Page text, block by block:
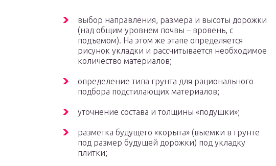
выбор направления, размера и высоты дорожки
(над общим уровнем почвы – вровень, с
подъемом). На этом же этапе определяется
рисунок укладки и рассчитывается необходимое
количество материалов;
определение типа грунта для рационального
подбора подстилающих материалов;
уточнение состава и толщины «подушки»;
разметка будущего «корыта» (выемки в грунте
под размер будущей дорожки) под укладку
плитки;